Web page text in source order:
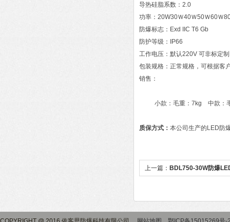
导热硅脂系数：2.0
功率：20W30Ｗ40Ｗ50Ｗ60Ｗ
防爆标志：Exd IIC T6 Gb
防护等级：IP66
工作电压：默认220V 可非标定
包装规格：正常规格，可根据客
销售：
小款：毛重：7kg 中款：毛
质保方式： 本公司生产的LED防
上一篇： BDL750-30W防爆